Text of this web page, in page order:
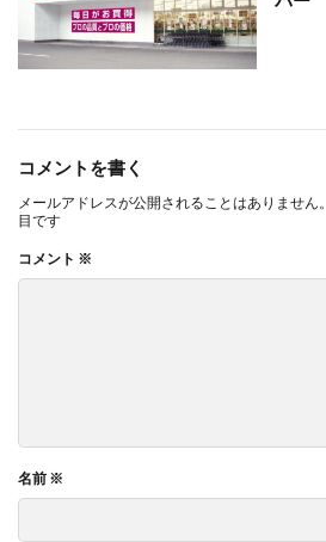
コメントを書く
メールアドレスが公開されることはありません。
目です
コメント ※
名前 ※